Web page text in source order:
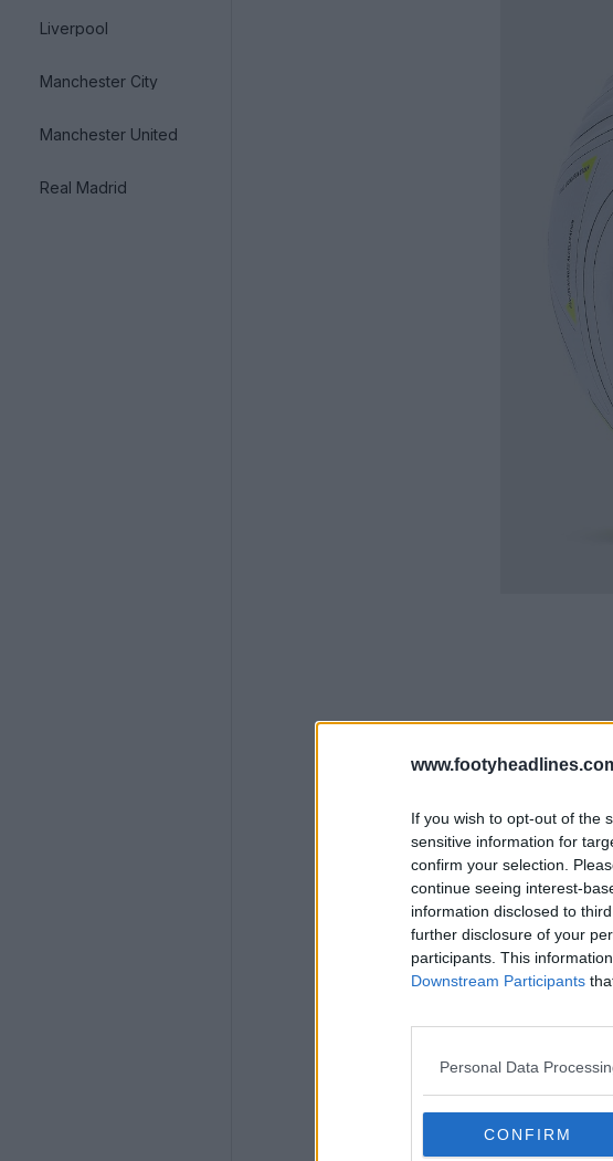
If you wish to opt-out of the
sensitive information for
confirm your selection.
continue seeing interest-
information disclosed to
further disclosure of your
participants. This
Downstream Participants
Personal Data
CONFIRM
Liverpool
Manchester City
Manchester United
Real Madrid